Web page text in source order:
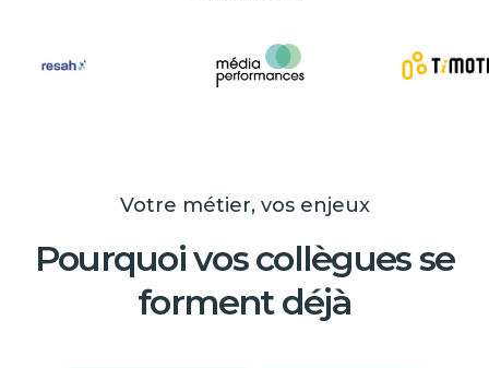
Votre métier, vos enjeux
Pourquoi vos collègues se
forment déjà